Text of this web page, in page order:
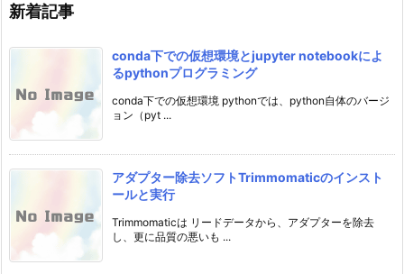
新着記事
conda下での仮想環境とjupyter notebookによ
るpythonプログラミング
conda下での仮想環境 pythonでは、python自体のバージ
ョン（pyt ...
アダプター除去ソフトTrimmomaticのインスト
ールと実行
Trimmomaticは リードデータから、アダプターを除去
し、更に品質の悪いも ...